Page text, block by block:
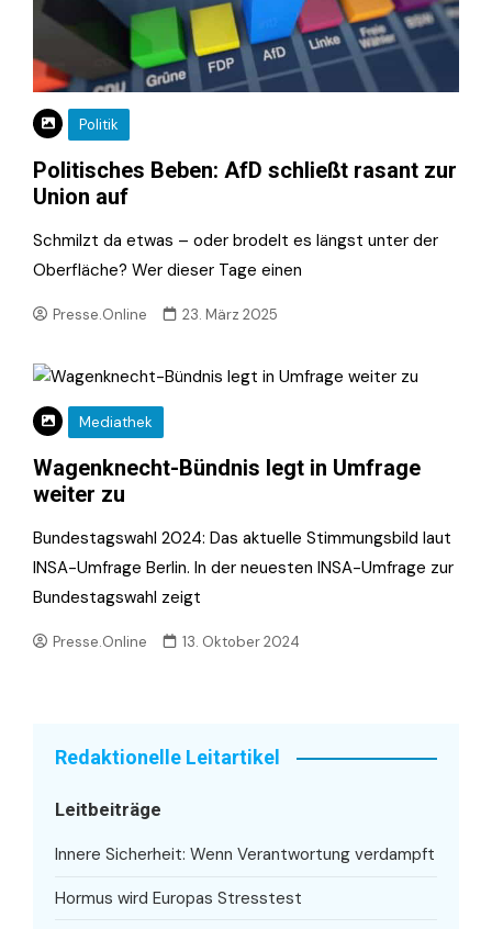
Politik
Politisches Beben: AfD schließt rasant zur
Union auf
Schmilzt da etwas – oder brodelt es längst unter der
Oberfläche? Wer dieser Tage einen
Presse.Online 23. März 2025
Mediathek
Wagenknecht-Bündnis legt in Umfrage
weiter zu
Bundestagswahl 2024: Das aktuelle Stimmungsbild laut
INSA-Umfrage Berlin. In der neuesten INSA-Umfrage zur
Bundestagswahl zeigt
Presse.Online 13. Oktober 2024
Redaktionelle Leitartikel
Leitbeiträge
Innere Sicherheit: Wenn Verantwortung verdampft
Hormus wird Europas Stresstest